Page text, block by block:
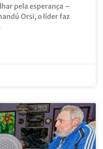
pela esperança –
Orsi, o líder faz